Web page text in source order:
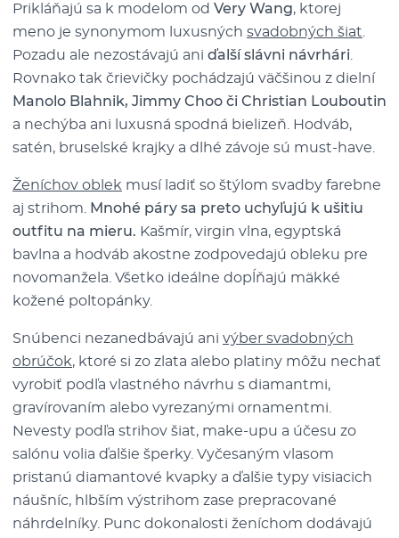
Prikláňajú sa k modelom od Very Wang, ktorej
meno je synonymom luxusných svadobných šiat
Pozadu ale nezostávajú ani ďalší slávni návrhári
Rovnako tak črievičky pochádzajú väčšinou z dielní
Manolo Blahnik, Jimmy Choo či Christian Louboutin
a nechýba ani luxusná spodná bielizeň. Hodváb,
satén, bruselské krajky a dlhé závoje sú must-have.
Ženíchov oblek musí ladiť so štýlom svadby farebne
aj strihom.
Mnohé páry sa preto uchyľujú k ušitiu
outfitu na mieru. Kašmír, virgin vlna, egyptská
bavlna a hodváb akostne zodpovedajú obleku pre
novomanžela. Všetko ideálne dopĺňajú mäkké
kožené poltopánky.
Snúbenci nezanedbávajú ani výber svadobných
obrúčok, ktoré si zo zlata alebo platiny môžu nechať
vyrobiť podľa vlastného návrhu s diamantmi,
gravírovaním alebo vyrezanými ornamentmi.
Nevesty podľa strihov šiat, make-upu a účesu zo
salónu volia ďalšie šperky. Vyčesaným vlasom
pristanú diamantové kvapky a ďalšie typy visiacich
náušníc, hlbším výstrihom zase prepracované
náhrdelníky. Punc dokonalosti ženíchom dodávajú